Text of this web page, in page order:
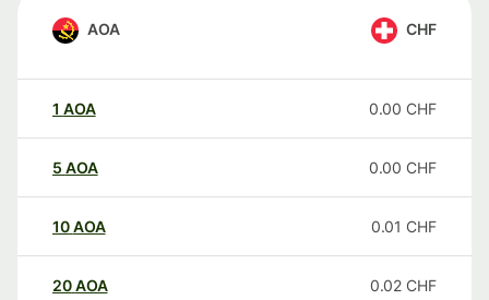
AOA CHF
1 AOA 0.00 CHF
5 AOA 0.00 CHF
10AOA 0.01 CHF
20AOA 0.02 CHF